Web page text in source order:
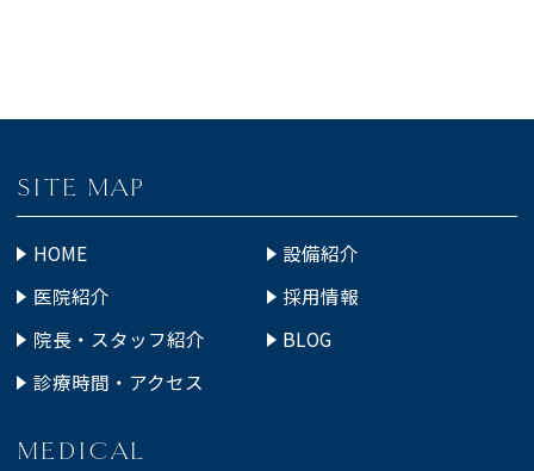
SITE MAP
HOME
医院紹介
院長・スタッフ紹介
診療時間・アクセス
設備紹介
採用情報
BLOG
MEDICAL